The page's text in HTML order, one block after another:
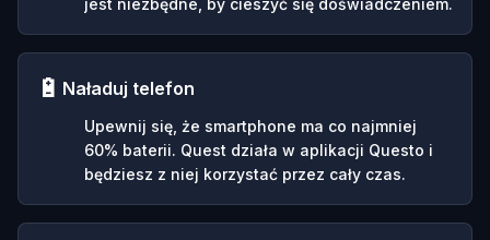
🔋 Naładuj telefon
Upewnij się, że smartphone ma co najmniej
60% baterii. Quest działa w aplikacji Questo i
będziesz z niej korzystać przez cały czas.